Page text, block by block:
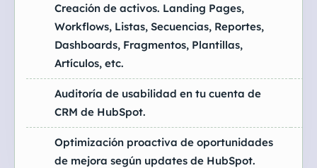
Creación de activos. Landing Pages,
Workflows, Listas, Secuencias, Reportes,
Dashboards, Fragmentos, Plantillas,
Artículos, etc.
Auditoría de usabilidad en tu cuenta de
CRM de HubSpot.
Optimización proactiva de oportunidades
de mejora según updates de HubSpot.